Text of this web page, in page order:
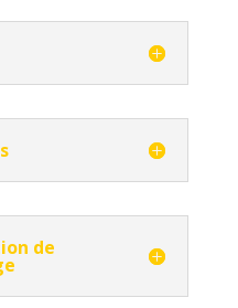
de